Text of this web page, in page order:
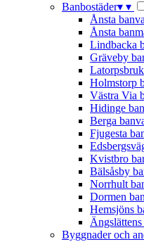
Banbostäder▾ ▾
Ånsta
Ånsta
Lindbacka
Gräveby
Holmstorp
Västra Via
Hidinge
Berga
Fjugesta
Kvistbro
Bälsåsby
Norrhult
Dormen
Hemsjöns
Byggnader och